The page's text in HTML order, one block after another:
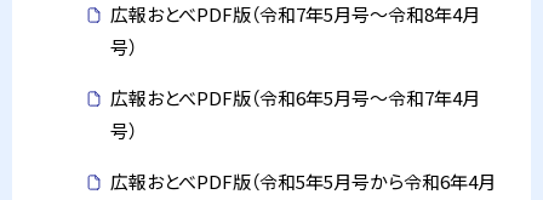
広報おとべPDF版（令和7年5月号～令和8年4月
号）
広報おとべPDF版（令和6年5月号～令和7年4月
号）
広報おとべPDF版（令和5年5月号から令和6年4月